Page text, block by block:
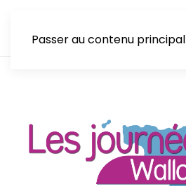
Passer au contenu principal